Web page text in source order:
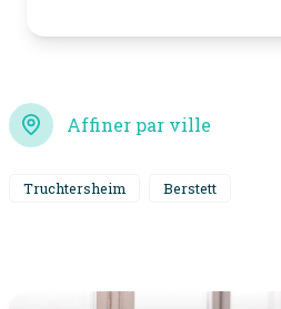
Affiner par ville
Truchtersheim Berstett